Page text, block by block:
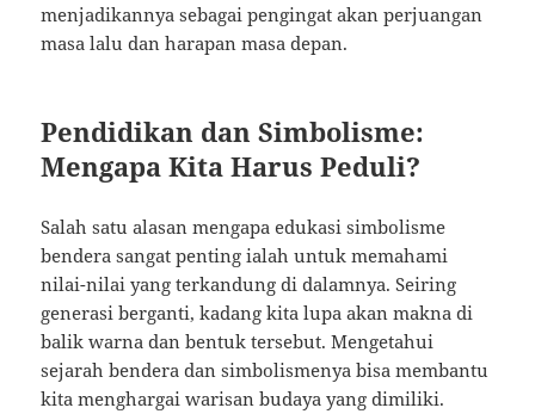
menjadikannya sebagai pengingat akan perjuangan
masa lalu dan harapan masa depan.
Pendidikan dan Simbolisme:
Mengapa Kita Harus Peduli?
Salah satu alasan mengapa edukasi simbolisme
bendera sangat penting ialah untuk memahami
nilai-nilai yang terkandung di dalamnya. Seiring
generasi berganti, kadang kita lupa akan makna di
balik warna dan bentuk tersebut. Mengetahui
sejarah bendera dan simbolismenya bisa membantu
kita menghargai warisan budaya yang dimiliki.